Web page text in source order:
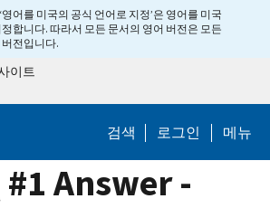
영어를 미국의 공식 언어로 지정’은 영어를 미국
합니다. 따라서 모든 문서의 영어 버전은 모든
전입니다.
이트
검색 로그인 메뉴
#1 Answer -